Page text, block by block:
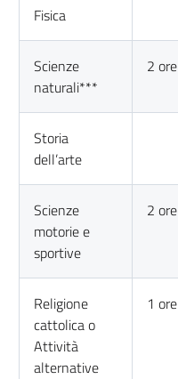
Fisica
Scienze
naturali***
2 ore
Storia
dell’arte
Scienze
motorie e
sportive
2 ore
Religione
cattolica o
Attività
alternative
1 ore